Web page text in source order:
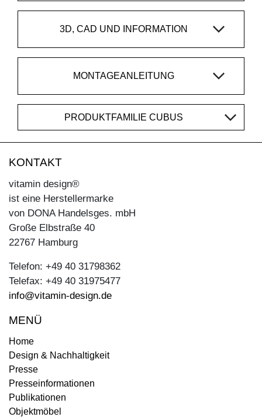
3D, CAD UND INFORMATION
MONTAGEANLEITUNG
PRODUKTFAMILIE CUBUS
KONTAKT
vitamin design®
ist eine Herstellermarke
von DONA Handelsges. mbH
Große Elbstraße 40
22767 Hamburg
Telefon: +49 40 31798362
Telefax: +49 40 31975477
info@vitamin-design.de
MENÜ
Home
Design & Nachhaltigkeit
Presse
Presseinformationen
Publikationen
Objektmöbel